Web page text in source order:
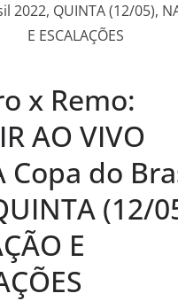
x Remo:
AO VIVO
Copa do
(12/
E